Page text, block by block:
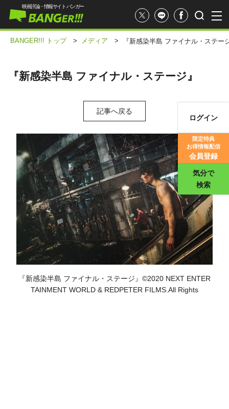
映画評価
映画評論・情報サイト バンガー
ログイン
限定特典
お得情報配信
会員登録
気分で
検索
BANGER!!! トップ > メディア > 『新感染半島 ファイナル・ステー
『新感染半島 ファイナル・ステージ』
記事へ戻る
『新感染半島 ファイナル・ステージ』©2020 NEXT ENTER
TAINMENT WORLD & REDPETER FILMS.All Rights